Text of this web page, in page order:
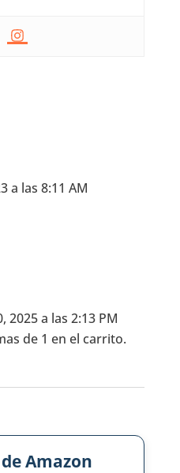
a las 8:11 AM
2025 a las 2:13 PM
de 1 en el carrito.
Amazon